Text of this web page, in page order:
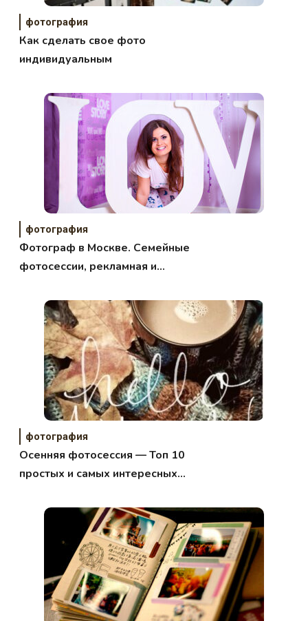
фотография
Как сделать свое фото
индивидуальным
фотография
Фотограф в Москве. Семейные
фотосессии, рекламная и
фотография
Осенняя фотосессия — Топ 10
простых и самых интересных